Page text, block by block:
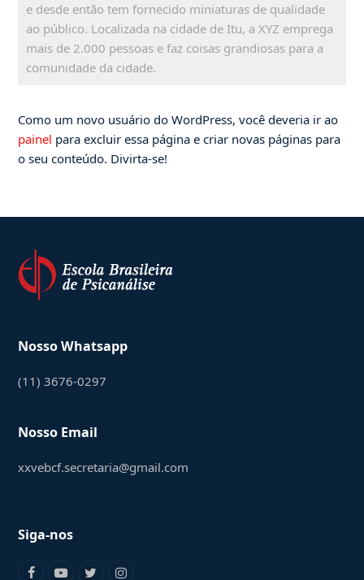
e desde então tem fornecido miniaturas de qualidade
ao público. Localizada na cidade de Itu, a XYZ emprega
mais de 2.000 pessoas e faz coisas grandiosas para a
comunidade da cidade.
Como um novo usuário do WordPress, você deveria ir ao
painel para excluir essa página e criar novas páginas para
o seu conteúdo. Divirta-se!
Nosso Whatsapp
(11) 3676-0297
Nosso Email
xxvebcf.secretaria@gmail.com
Siga-nos